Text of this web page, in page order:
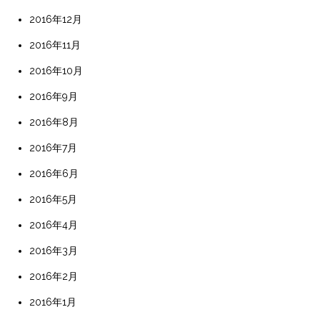
2016年12月
2016年11月
2016年10月
2016年9月
2016年8月
2016年7月
2016年6月
2016年5月
2016年4月
2016年3月
2016年2月
2016年1月